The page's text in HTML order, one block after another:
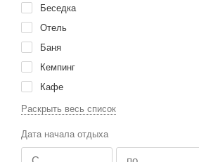
Беседка
Отель
Баня
Кемпинг
Кафе
Аквапарк
Апартаменты
Раскрыть весь список
Дата начала отдыха